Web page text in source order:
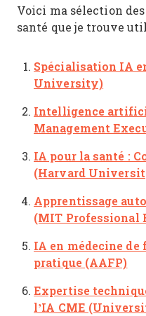
Voici ma sélection
santé que je trouve
Spécialisation IA
University)
Intelligence
Management
IA pour la santé :
(Harvard
Apprentissage
(MIT Professional
IA en médecine
pratique (AAFP)
Expertise
l’IA CME